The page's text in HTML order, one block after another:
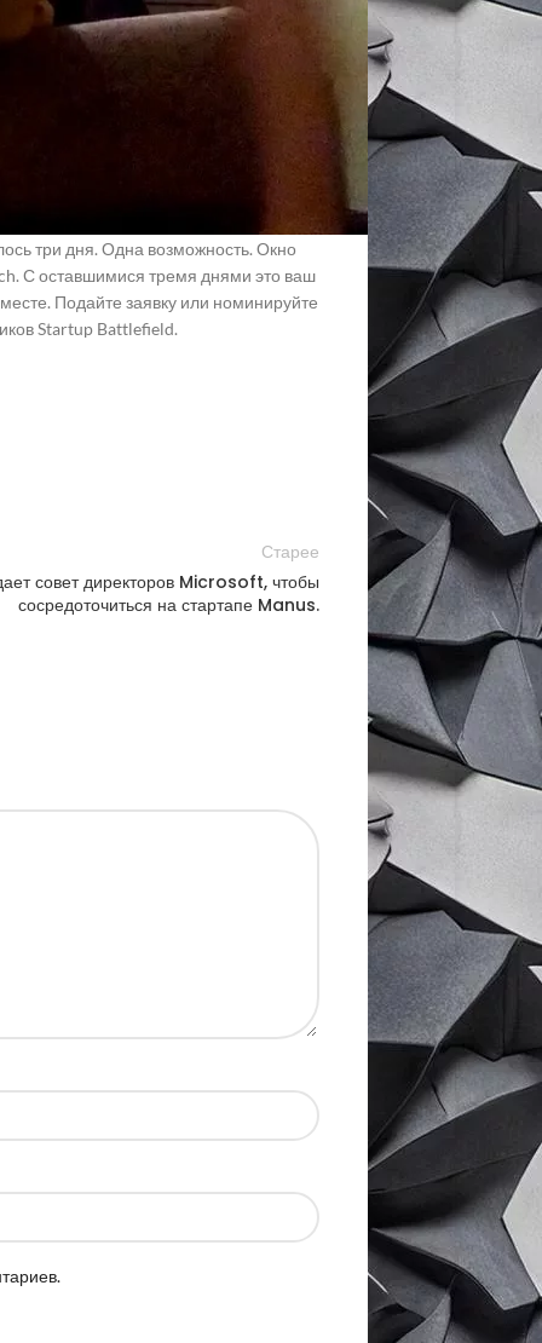
свои компании напрямую
выставочный стол на все
три дня. Одна возможность. Окно
С оставшимися тремя днями это ваш
Подайте заявку или номинируйте
Startup Battlefield.
Старее
совет директоров Microsoft, чтобы
сосредоточиться на стартапе Manus.